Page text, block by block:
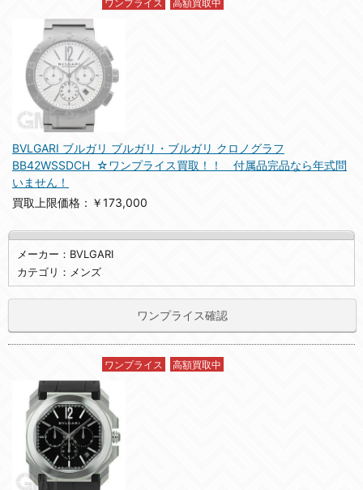
ワンプライス 高額買取中
BVLGARI ブルガリ ブルガリ・ブルガリ クロノグラフ
BB42WSSDCH ☆ワンプライス買取！！ 付属品完品なら年式問
いません！
買取上限価格：￥173,000
メーカー：BVLGARI
カテゴリ：メンズ
ワンプライス確認
ワンプライス 高額買取中